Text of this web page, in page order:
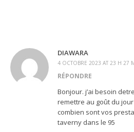
DIAWARA
4 OCTOBRE 2023 AT 23 H 27
RÉPONDRE
Bonjour. j’ai besoin
remettre au goût du
combien sont vos
taverny dans le 95